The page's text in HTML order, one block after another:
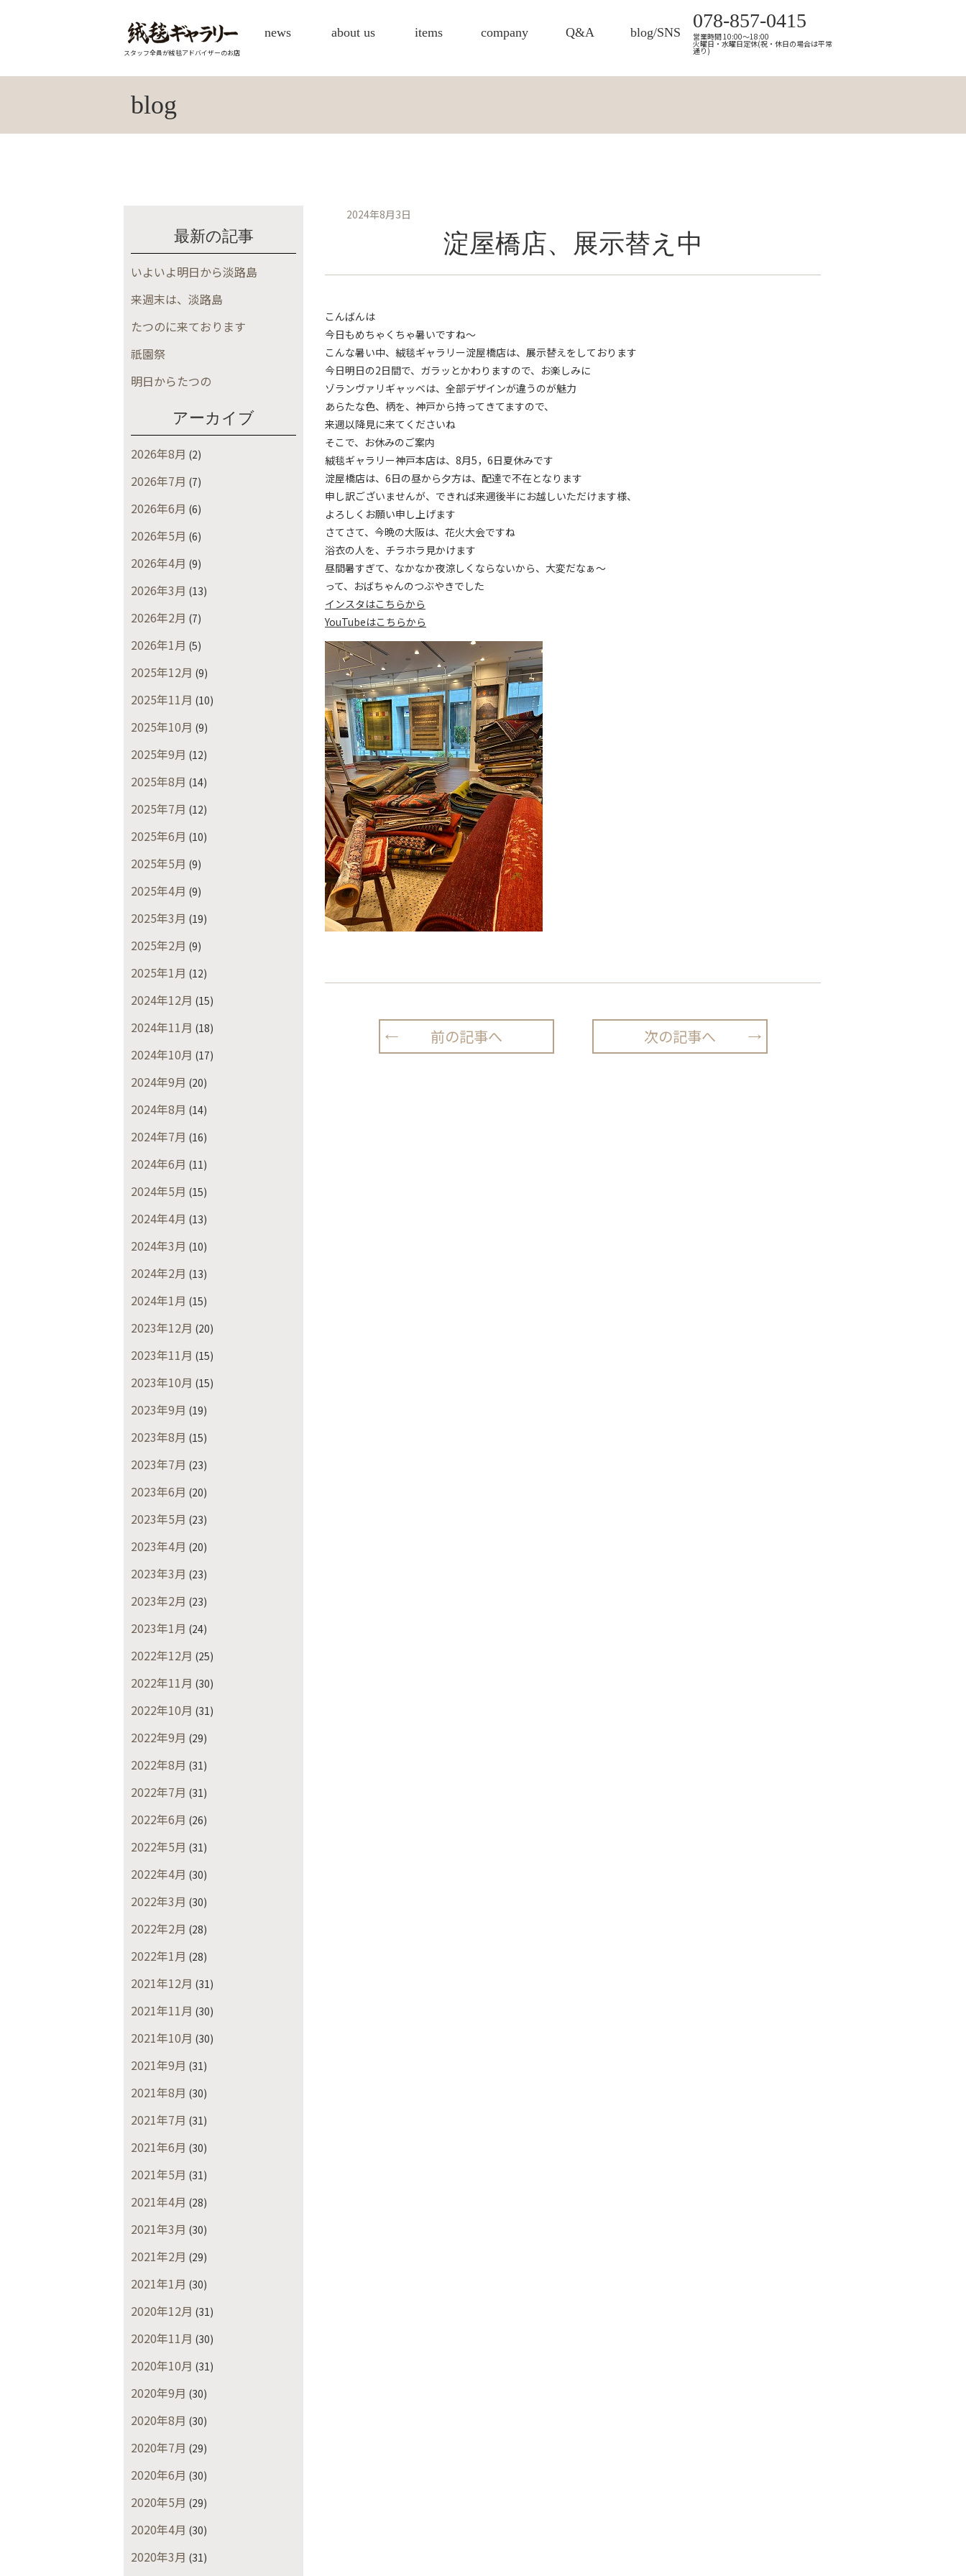
スタッフ全員が絨毯アドバイザーのお店
news about us items company Q&A blog/SNS
078-857-0415
営業時間 10:00～18:00
火曜日・水曜日定休(祝・休日の場合は平常
通り)
blog
最新の記事
いよいよ明日から淡路島
来週末は、淡路島
たつのに来ております
祇園祭
明日からたつの
アーカイブ
2026年8月 (2)
2026年7月 (7)
2026年6月 (6)
2026年5月 (6)
2026年4月 (9)
2026年3月 (13)
2026年2月 (7)
2026年1月 (5)
2025年12月 (9)
2025年11月 (10)
2025年10月 (9)
2025年9月 (12)
2025年8月 (14)
2025年7月 (12)
2025年6月 (10)
2025年5月 (9)
2025年4月 (9)
2025年3月 (19)
2025年2月 (9)
2025年1月 (12)
2024年12月 (15)
2024年11月 (18)
2024年10月 (17)
2024年9月 (20)
2024年8月 (14)
2024年7月 (16)
2024年6月 (11)
2024年5月 (15)
2024年4月 (13)
2024年3月 (10)
2024年2月 (13)
2024年1月 (15)
2023年12月 (20)
2023年11月 (15)
2023年10月 (15)
2023年9月 (19)
2023年8月 (15)
2023年7月 (23)
2023年6月 (20)
2023年5月 (23)
2023年4月 (20)
2023年3月 (23)
2023年2月 (23)
2023年1月 (24)
2022年12月 (25)
2022年11月 (30)
2022年10月 (31)
2022年9月 (29)
2022年8月 (31)
2022年7月 (31)
2022年6月 (26)
2022年5月 (31)
2022年4月 (30)
2022年3月 (30)
2022年2月 (28)
2022年1月 (28)
2021年12月 (31)
2021年11月 (30)
2021年10月 (30)
2021年9月 (31)
2021年8月 (30)
2021年7月 (31)
2021年6月 (30)
2021年5月 (31)
2021年4月 (28)
2021年3月 (30)
2021年2月 (29)
2021年1月 (30)
2020年12月 (31)
2020年11月 (30)
2020年10月 (31)
2020年9月 (30)
2020年8月 (30)
2020年7月 (29)
2020年6月 (30)
2020年5月 (29)
2020年4月 (30)
2020年3月 (31)
2024年8月3日
淀屋橋店、展示替え中
こんばんは
今日もめちゃくちゃ暑いですね～
こんな暑い中、絨毯ギャラリー淀屋橋店は、展示替えをしております
今日明日の2日間で、ガラッとかわりますので、お楽しみに
ゾランヴァリギャッベは、全部デザインが違うのが魅力
あらたな色、柄を、神戸から持ってきてますので、
来週以降見に来てくださいね
そこで、お休みのご案内
絨毯ギャラリー神戸本店は、8月5，6日夏休みです
淀屋橋店は、6日の昼から夕方は、配達で不在となります
申し訳ございませんが、できれば来週後半にお越しいただけます様、
よろしくお願い申し上げます
さてさて、今晩の大阪は、花火大会ですね
浴衣の人を、チラホラ見かけます
昼間暑すぎて、なかなか夜涼しくならないから、大変だなぁ～
って、おばちゃんのつぶやきでした
インスタはこちらから
YouTubeはこちらから
前の記事へ 次の記事へ